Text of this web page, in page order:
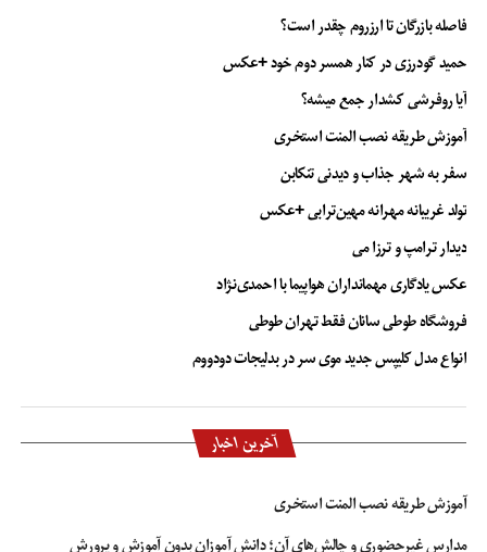
فاصله بازرگان تا ارزروم چقدر است؟
حمید گودرزی در کنار همسر دوم خود +عکس
آیا روفرشی کشدار جمع میشه؟
آموزش طریقه نصب المنت استخری
سفر به شهر جذاب و دیدنی تنکابن
تولد غریبانه مهرانه مهین‌ترابی +عکس
دیدار ترامپ و ترزا می
عکس یادگاری مهمانداران هواپیما با احمدی‌نژاد
فروشگاه طوطی سانان فقط تهران طوطی
انواع مدل کلیپس جدید موی سر در بدلیجات دودووم
آخرین اخبار
آموزش طریقه نصب المنت استخری
مدارس غیرحضوری و چالش‌های آن؛ دانش آموزان بدون آموزش و پرورش